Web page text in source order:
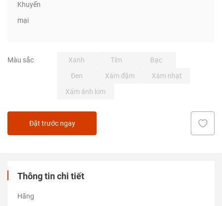
Khuyến
mại
Màu sắc Xanh Tím
Bạc
Đen
Xám đậm
Xám nhạt
Xám ánh kim
Đặt trước ngay
Thông tin chi tiết
Hãng